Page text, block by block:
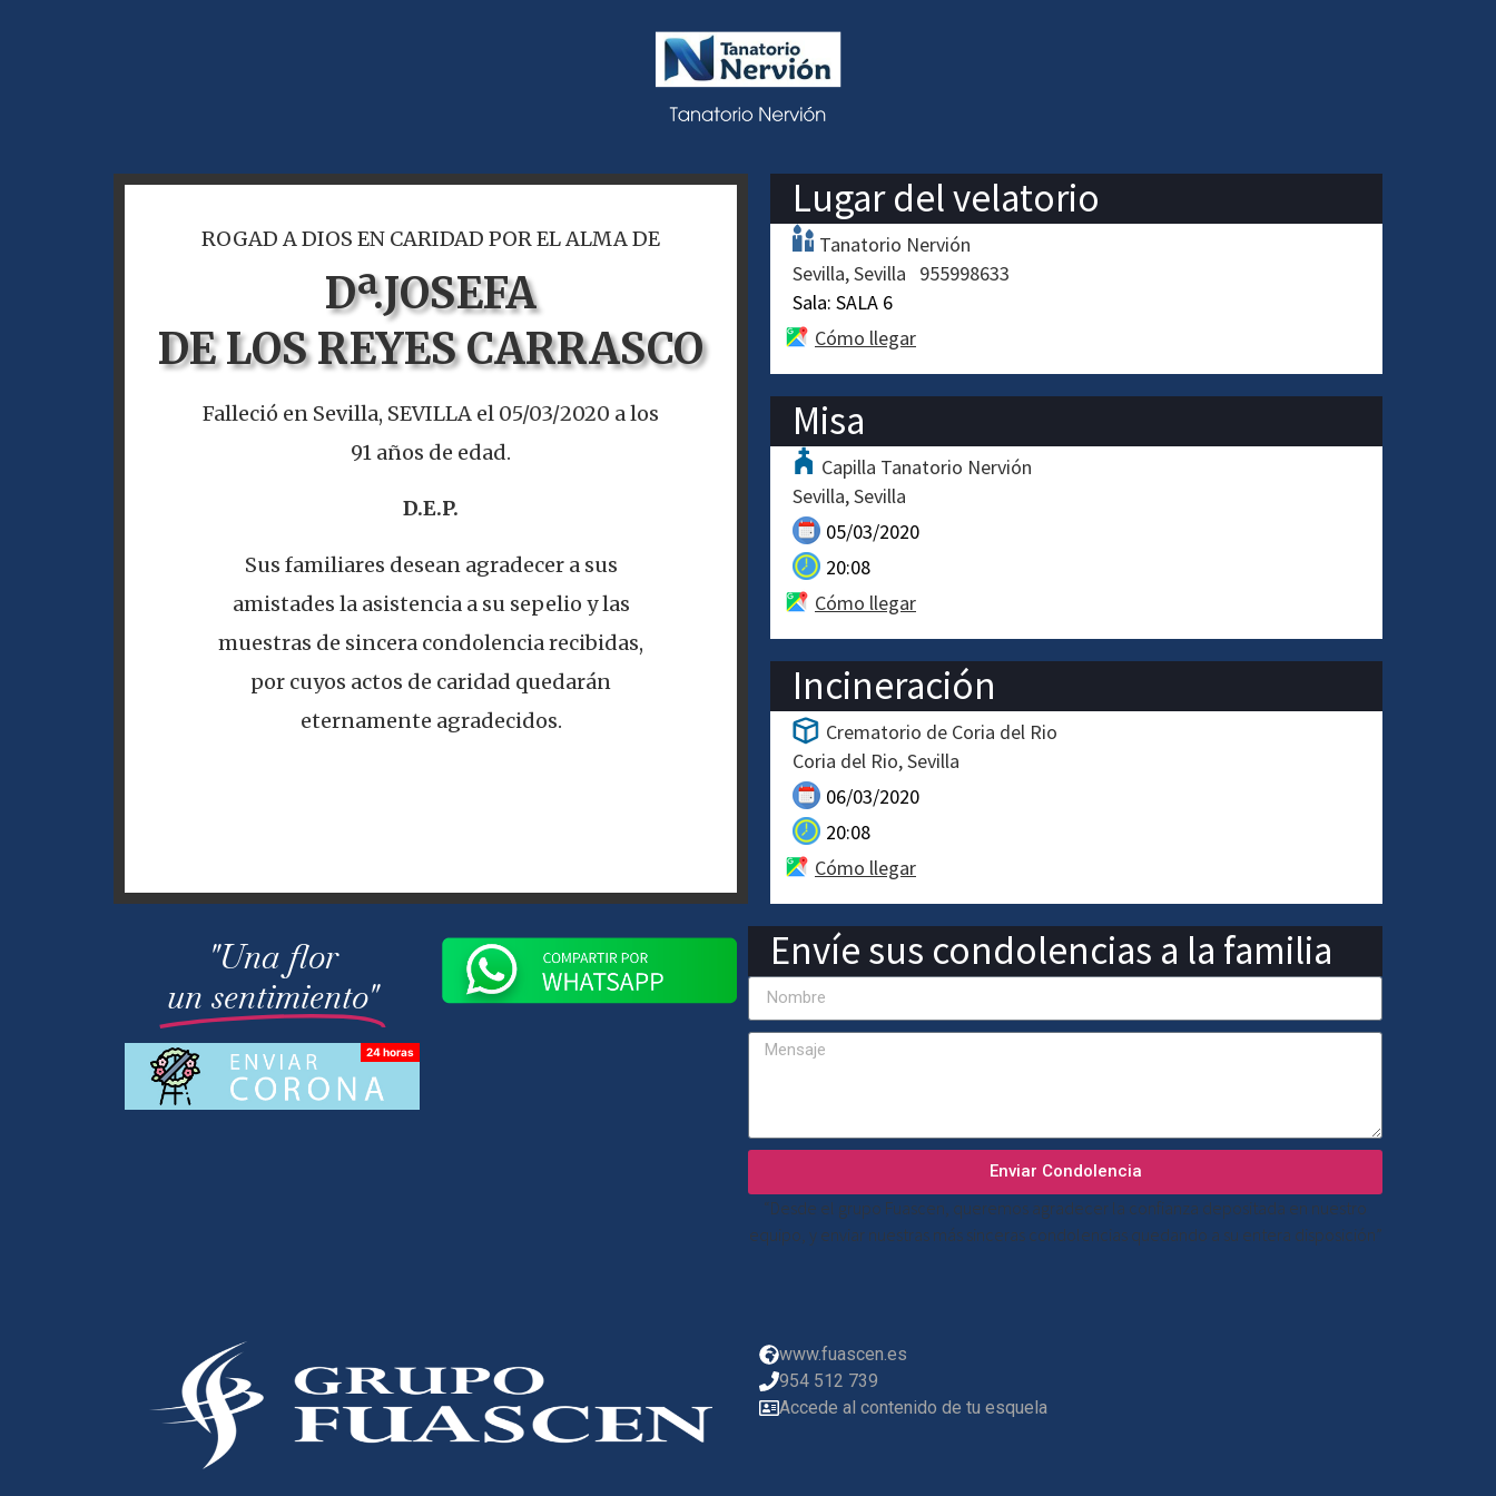
ROGAD A DIOS EN CARIDAD POR EL ALMA DE
Dª.JOSEFA
DE LOS REYES CARRASCO
Falleció en Sevilla, SEVILLA el 05/03/2020 a los
91 años de edad.
D.E.P.
Sus familiares desean agradecer a sus
amistades la asistencia a su sepelio y las
muestras de sincera condolencia recibidas,
por cuyos actos de caridad quedarán
eternamente agradecidos.
Lugar del velatorio
Tanatorio Nervión
Sevilla Sevilla
955998633
Sala: SALA 6
Cómo llegar
Misa
Capilla Tanatorio Nervión
Sevilla Sevilla
05/03/2020
20:08
Cómo llegar
Incineración
Crematorio de Coria del Rio
Coria del Rio Sevilla
06/03/2020
20:08
Cómo llegar
"Una flor
un sentimiento"
Envíe sus condolencias a la familia
Enviar Condolencia
“Desde el grupo Fuascen, queremos agradecer la confianza depositada en nuestro
equipo, y enviar nuestras más sinceras condolencias quedando a su entera disposición”
www.fuascen.es
954 512 739
Accede al contenido de tu esquela